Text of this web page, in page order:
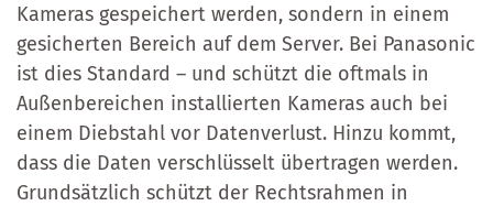
Kameras gespeichert werden, sondern in einem
gesicherten Bereich auf dem Server. Bei Panasonic
ist dies Standard – und schützt die oftmals in
Außenbereichen installierten Kameras auch bei
einem Diebstahl vor Datenverlust. Hinzu kommt,
dass die Daten verschlüsselt übertragen werden.
Grundsätzlich schützt der Rechtsrahmen in